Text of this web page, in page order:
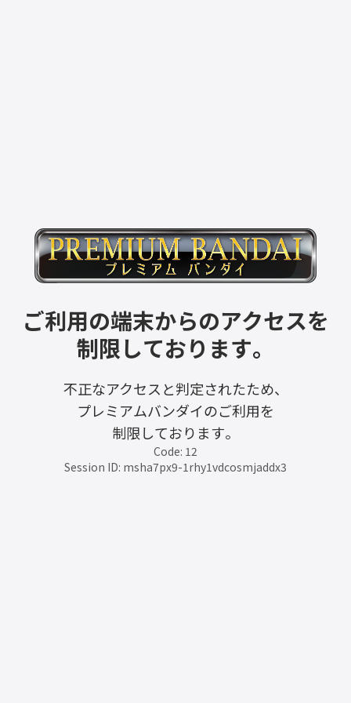
ご利用の端末からのアクセスを
制限しております。
不正なアクセスと判定されたため、
プレミアムバンダイのご利用を
制限しております。
Code: 12
Session ID: msha7px9-1rhy1vdcosmjaddx3